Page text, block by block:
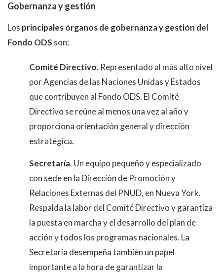
Gobernanza y gestión
Los principales órganos de gobernanza y gestión del
Fondo ODS son:
Comité Directivo. Representado al más alto nivel
por Agencias de las Naciones Unidas y Estados
que contribuyen al Fondo ODS. El Comité
Directivo se reúne al menos una vez al año y
proporciona orientación general y dirección
estratégica.
Secretaría. Un equipo pequeño y especializado
con sede en la Dirección de Promoción y
Relaciones Externas del PNUD, en Nueva York.
Respalda la labor del Comité Directivo y garantiza
la puesta en marcha y el desarrollo del plan de
acción y todos los programas nacionales. La
Secretaría desempeña también un papel
importante a la hora de garantizar la